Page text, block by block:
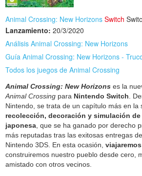
Animal Crossing: New Horizons Switch
Lanzamiento: 20/3/2020
Análisis Animal Crossing: New Horizons
Guía Animal Crossing: New Horizons -
Todos los juegos de Animal Crossing
Animal Crossing: New Horizons es la
Animal Crossing para Nintendo Switch .
Nintendo, se trata de un capítulo más en
recolección, decoración y simulación de
japonesa , que se ha ganado por derecho
más reputadas tras las exitosas entregas
Nintendo 3DS. En esta ocasión,
construiremos nuestro pueblo desde cero,
amistado con otros vecinos.